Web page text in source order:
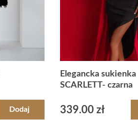
Dodaj
Elegancka sukienka
SCARLETT- czarna
339.00 zł